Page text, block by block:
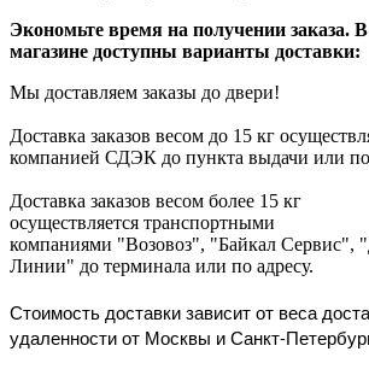
Экономьте время на получении заказа.
магазине доступны варианты доставки:
Мы доставляем заказы до двери!
Доставка заказов весом до 15 кг
компанией СДЭК до пункта выдачи или по
Доставка заказов весом более 15 кг
осуществляется транспортными
компаниями "Возовоз", "Байкал Сервис",
Линии" до терминала или по адресу.
Стоимость доставки зависит от веса
удаленности от Москвы и Санкт-